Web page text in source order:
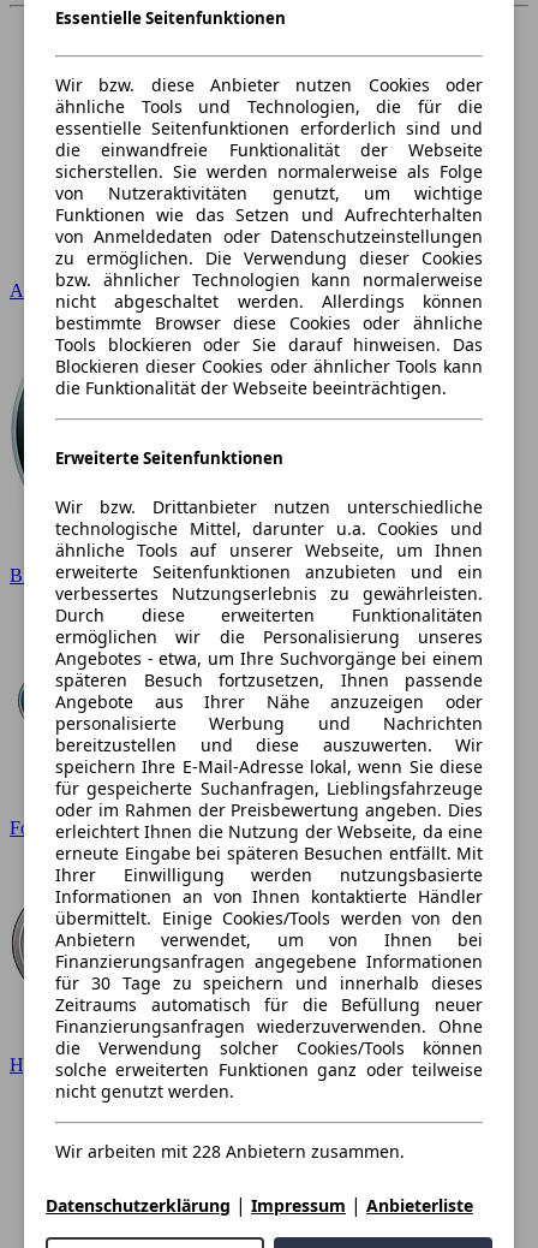
Audi
BMW
Ford
Hyundai
Essentielle Seitenfunktionen
Wir bzw. diese Anbieter nutzen Cookies oder
ähnliche Tools und Technologien, die für die
essentielle Seitenfunktionen erforderlich sind und
die einwandfreie Funktionalität der Webseite
sicherstellen. Sie werden normalerweise als Folge
von Nutzeraktivitäten genutzt, um wichtige
Funktionen wie das Setzen und Aufrechterhalten
von Anmeldedaten oder Datenschutzeinstellungen
zu ermöglichen. Die Verwendung dieser Cookies
bzw. ähnlicher Technologien kann normalerweise
nicht abgeschaltet werden. Allerdings können
bestimmte Browser diese Cookies oder ähnliche
Tools blockieren oder Sie darauf hinweisen. Das
Blockieren dieser Cookies oder ähnlicher Tools kann
die Funktionalität der Webseite beeinträchtigen.
Erweiterte Seitenfunktionen
Wir bzw. Drittanbieter nutzen unterschiedliche
technologische Mittel, darunter u.a. Cookies und
ähnliche Tools auf unserer Webseite, um Ihnen
erweiterte Seitenfunktionen anzubieten und ein
verbessertes Nutzungserlebnis zu gewährleisten.
Durch diese erweiterten Funktionalitäten
ermöglichen wir die Personalisierung unseres
Angebotes - etwa, um Ihre Suchvorgänge bei einem
späteren Besuch fortzusetzen, Ihnen passende
Angebote aus Ihrer Nähe anzuzeigen oder
personalisierte Werbung und Nachrichten
bereitzustellen und diese auszuwerten. Wir
speichern Ihre E-Mail-Adresse lokal, wenn Sie diese
für gespeicherte Suchanfragen, Lieblingsfahrzeuge
oder im Rahmen der Preisbewertung angeben. Dies
erleichtert Ihnen die Nutzung der Webseite, da eine
erneute Eingabe bei späteren Besuchen entfällt. Mit
Ihrer Einwilligung werden nutzungsbasierte
Informationen an von Ihnen kontaktierte Händler
übermittelt. Einige Cookies/Tools werden von den
Anbietern verwendet, um von Ihnen bei
Finanzierungsanfragen angegebene Informationen
für 30 Tage zu speichern und innerhalb dieses
Zeitraums automatisch für die Befüllung neuer
Finanzierungsanfragen wiederzuverwenden. Ohne
die Verwendung solcher Cookies/Tools können
solche erweiterten Funktionen ganz oder teilweise
nicht genutzt werden.
Wir arbeiten mit 228 Anbietern zusammen.
Datenschutzerklärung | Impressum | Anbieterliste